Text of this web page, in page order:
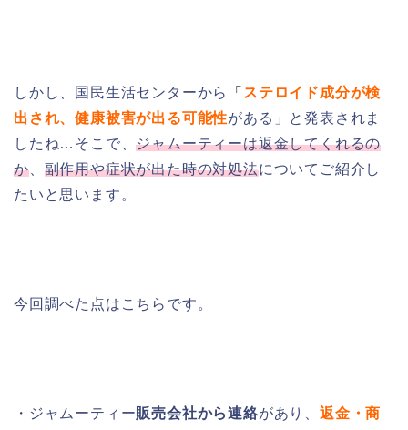
しかし、国民生活センターから 「 ステロイド成分が検
出され、健康被害が出る可能性がある」と発表されま
したね…そこで、ジャムーティーは返金してくれるの
か、 副作用や症状が出た時の対処法についてご紹介し
たいと思います。
今回調べた点はこちらです。
・ジャムーティー販売会社から連絡があり、返金・商